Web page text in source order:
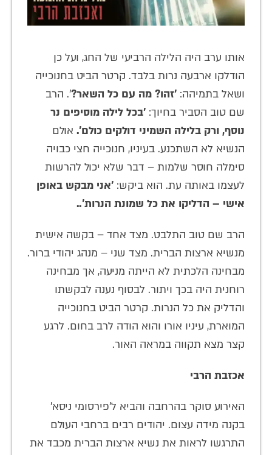
אותו ערב היה הלילה הרביעי של החג, ועל כן
הודלקו ארבעה נרות בלבד. קרטר הביט בחנוכייה
ושאל בתמיהה: 'זהו? מה עם כל השאר?'. הרב
שם טוב הסביר בחיוך: 'בכל לילה מוסיפים נר
נוסף, ורק בלילה השמיני דולקים כולם'. אולם
הנשיא לא השתכנע. בעיניו, חנוכייה חצי כבויה
סימלה חוסר שלמות – דבר שלא יכול להרשות
לעצמו באותה עת. הוא ביקש: 'אני מבקש באופן
אישי – הדליקו את כל שמונת הנרות'..
הרב שם טוב התלבט. מצד אחד – בקשה אישית
מנשיא ארצות הברית. מצד שני – מנהג יהודי ברור.
מבחינה הלכתית לא הייתה מניעה, אך מבחינה
רוחנית היה בכך ויתור. לבסוף נענה לבקשתו
והדליק את כל הנרות. קרטר הביט בחנוכייה
המוארת, עיניו אורו והוא הודה לרב בחום. לרגע
קצר מצא תקווה במראה האור.
אכזבת הרבי
האירוע סוקר בהרחבה והביא ל'פירסומי ניסא'
בקנה מידה עצום. יהודים רבים ברחבי העולם
התרגשו לראות את נשיא ארצות הברית מכבד את